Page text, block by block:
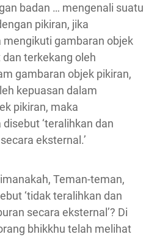
badan … mengenali suatu
pikiran, jika
mengikuti gambaran objek
terkekang oleh
gambaran objek pikiran,
kepuasan dalam
pikiran, maka
‘teralihkan dan
eksternal.’
Teman-teman,
‘tidak teralihkan dan
secara eksternal’? Di
bhikkhu telah melihat